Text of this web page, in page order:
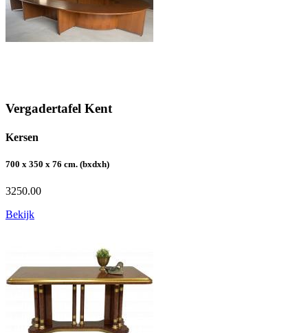
Vergadertafel Kent
Kersen
700 x 350 x 76 cm. (bxdxh)
3250.00
Bekijk